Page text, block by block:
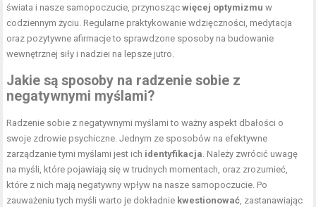
świata i nasze samopoczucie, przynoszącwięcej optymizmu w
codziennym życiu. Regularne praktykowanie wdzięczności, medytacja
oraz pozytywne afirmacje to sprawdzone sposoby na budowanie
wewnętrznej siły i nadziei na lepsze jutro.
Jakie są sposoby na radzenie sobie z
negatywnymi myślami?
Radzenie sobie z negatywnymi myślami to ważny aspekt dbałości o
swoje zdrowie psychiczne. Jednym ze sposobów na efektywne
zarządzanie tymi myślami jest ich identyfikacja . Należy zwrócić uwagę
na myśli, które pojawiają się w trudnych momentach, oraz zrozumieć,
które z nich mają negatywny wpływ na nasze samopoczucie. Po
zauważeniu tych myśli warto je dokładnie kwestionować , zastanawiając